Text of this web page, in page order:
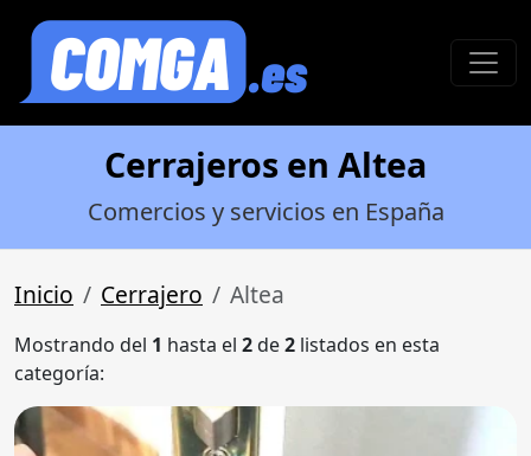
Cerrajeros en Altea
Comercios y servicios en España
Inicio Cerrajero Altea
Mostrando del 1 hasta el 2de2 listados en esta
categoría: